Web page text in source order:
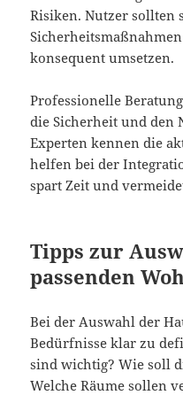
Risiken. Nutzer sollten
konsequent umsetzen.
Professionelle
die Sicherheit und den
Experten kennen die
helfen bei der
spart Zeit und
Tipps zur
passenden
Bei der Auswahl der
Bedürfnisse klar zu
sind wichtig? Wie soll
Welche Räume sollen